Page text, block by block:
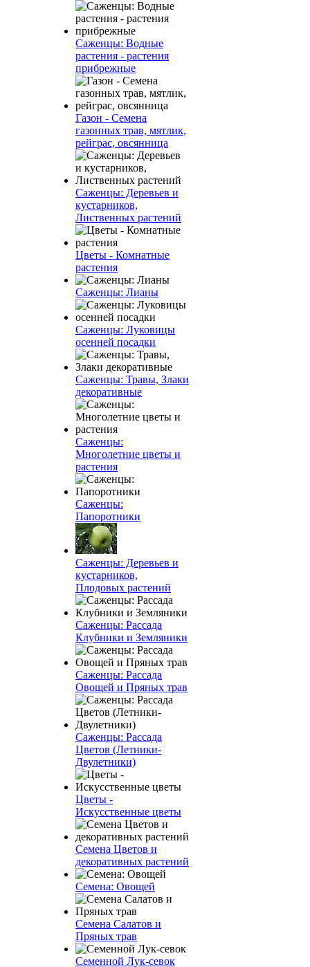
Саженцы: Водные
растения - растения
прибрежные
Газон - Семена
газонных трав, мятлик,
рейграс, овсянница
Саженцы: Деревьев и
кустарников,
Лиственных растений
Цветы - Комнатные
растения
Саженцы: Лианы
Саженцы: Луковицы
осенней посадки
Саженцы: Травы, Злаки
декоративные
Саженцы:
Многолетние цветы и
растения
Саженцы:
Папоротники
Саженцы: Деревьев и
кустарников,
Плодовых растений
Саженцы: Рассада
Клубники и Земляники
Саженцы: Рассада
Овощей и Пряных трав
Саженцы: Рассада
Цветов (Летники-
Двулетники)
Цветы -
Искусственные цветы
Семена Цветов и
декоративных растений
Семена: Овощей
Семена Салатов и
Пряных трав
Семенной Лук-севок